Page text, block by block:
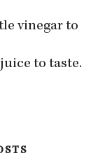
vinegar to
to taste.